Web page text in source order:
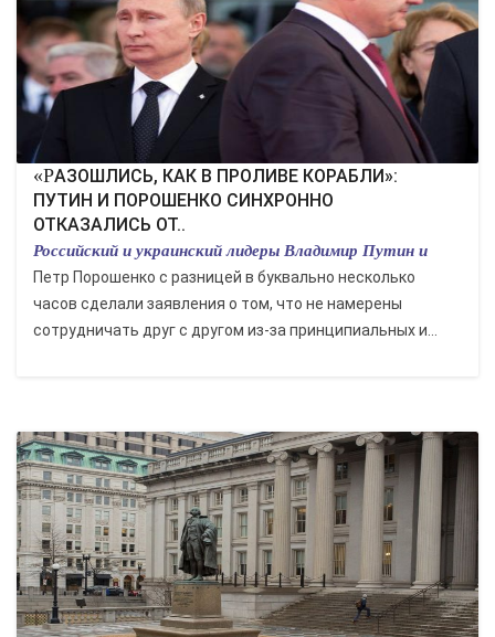
«РАЗОШЛИСЬ, КАК В ПРОЛИВЕ КОРАБЛИ»:
ПУТИН И ПОРОШЕНКО СИНХРОННО
ОТКАЗАЛИСЬ ОТ..
Российский и украинский лидеры Владимир Путин и
Петр Порошенко с разницей в буквально несколько
часов сделали заявления о том, что не намерены
сотрудничать друг с другом из-за принципиальных и...